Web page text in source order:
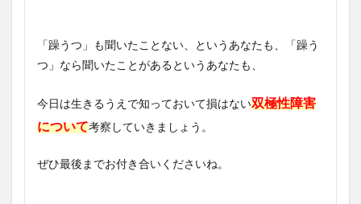
「躁うつ」も聞いたことない、というあなたも、「躁う
つ」なら聞いたことがあるというあなたも、
今日は生きるうえで知っておいて損はない双極性障害
について考察していきましょう。
ぜひ最後までお付き合いくださいね。